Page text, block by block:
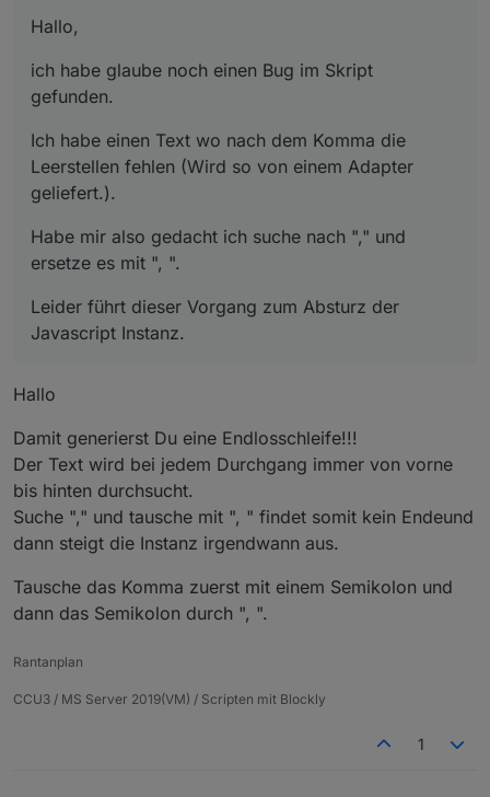
Javascript Instanz.
Hallo,
ich habe glaube noch einen Bug im Skript
gefunden.
Ich habe einen Text wo nach dem Komma die
Leerstellen fehlen (Wird so von einem Adapter
geliefert.).
Habe mir also gedacht ich suche nach "," und
ersetze es mit ", ".
Leider führt dieser Vorgang zum Absturz der
Javascript Instanz.
Hallo
Damit generierst Du eine Endlosschleife!!!
Der Text wird bei jedem Durchgang immer von vorne
bis hinten durchsucht.
Suche "," und tausche mit ", " findet somit kein Endeund
dann steigt die Instanz irgendwann aus.
Tausche das Komma zuerst mit einem Semikolon und
dann das Semikolon durch ", ".
Rantanplan
CCU3 / MS Server 2019(VM) / Scripten mit Blockly
1